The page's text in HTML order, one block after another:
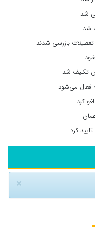
شد
تعطیلات بازرسی شدند
تکلیف شد
فعال می‌شود
کرد
کرد
×